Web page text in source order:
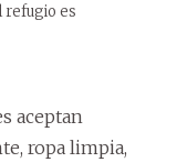
refugio es
aceptan
ropa limpia,